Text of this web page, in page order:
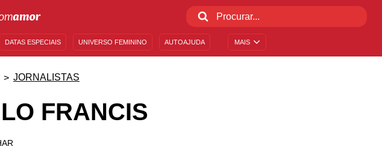
MAIS
DATAS ESPECIAIS UNIVERSO FEMININO AUTOAJUDA
JORNALISTAS
FRANCIS